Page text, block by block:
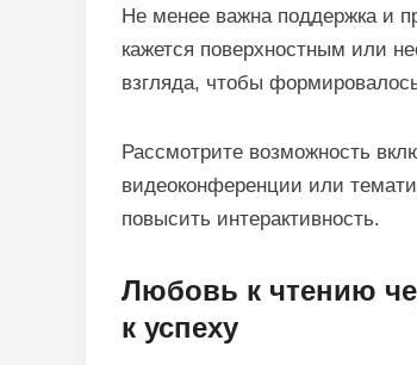
Не менее важна поддержка и
кажется поверхностным или
взгляда, чтобы
Рассмотрите возможность
видеоконференции или
повысить интерактивность.
Любовь к чтению
к успеху